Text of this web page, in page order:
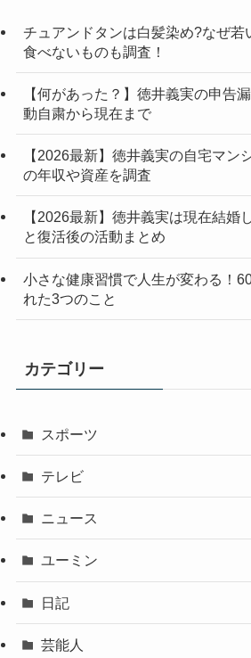
チュアンドタンは白髪染め?なぜ若
食べないものも調査！
【何があった？】徳井義実の申告
動自粛から現在まで
【2026最新】徳井義実の自宅マン
の年収や資産を調査
【2026最新】徳井義実は現在結婚
と復活後の活動まとめ
小さな健康習慣で人生が変わる！
れた3つのこと
カテゴリー
スポーツ
テレビ
ニュース
ユーミン
日記
芸能人